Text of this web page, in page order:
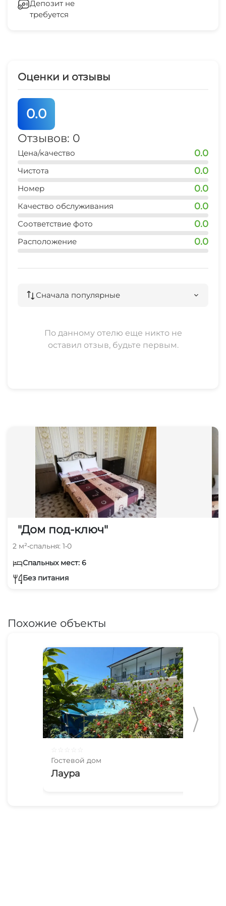
Мангал/барбекю
пляж
Кондиционер
Зеленый двор
Беседка
Депозит не
требуется
Оценки и отзывы
0.0
Отзывов: 0
Цена/качество 0.0
Чистота 0.0
Номер 0.0
Качество обслуживания 0.0
Соответствие фото 0.0
Расположение 0.0
Сначала популярные
По данному отелю еще никто не
оставил отзыв, будьте первым.
"Дом под-ключ"
2 м²•спальня: 1•0
Спальных мест: 6
Без питания
Похожие объекты
Гостевой дом
Лаура